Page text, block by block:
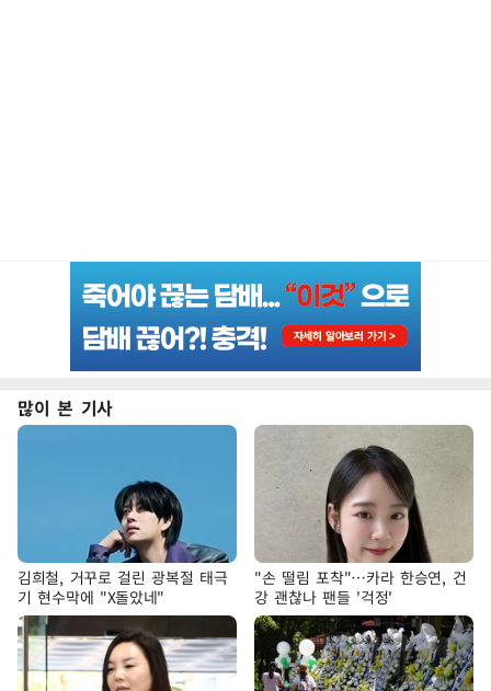
많이 본 기사
김희철, 거꾸로 걸린 광복절 태극
기 현수막에 "X돌았네"
"손 떨림 포착"…카라 한승연, 건
강 괜찮나 팬들 '걱정'